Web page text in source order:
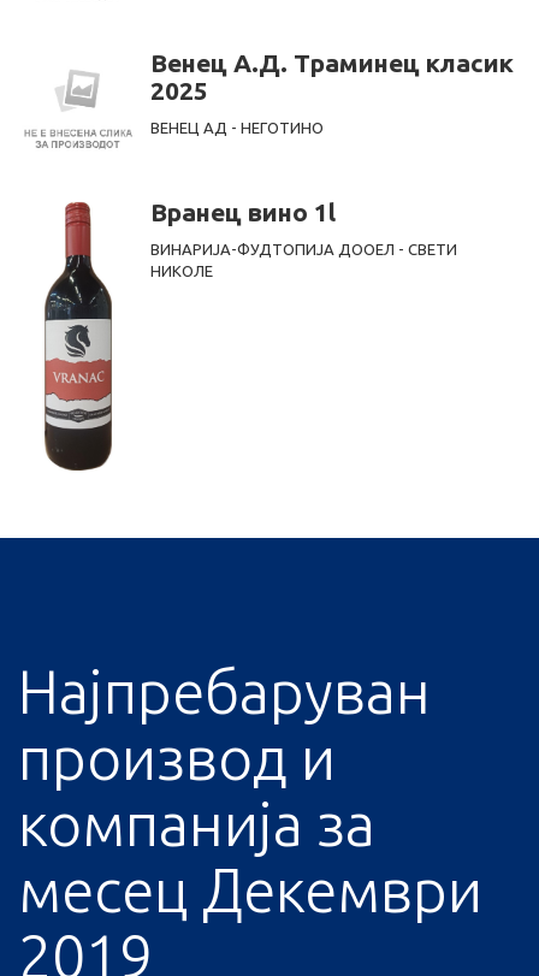
Венец А.Д. Траминец класик
2025
ВЕНЕЦ АД - НЕГОТИНО
Вранец вино 1l
ВИНАРИЈА-ФУДТОПИЈА ДООЕЛ - СВЕТИ
НИКОЛЕ
Најпребаруван
производ и
компанија за
месец Декември
2019